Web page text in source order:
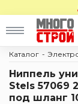
Каталог
Ниппель
Stels 57069
под шланг